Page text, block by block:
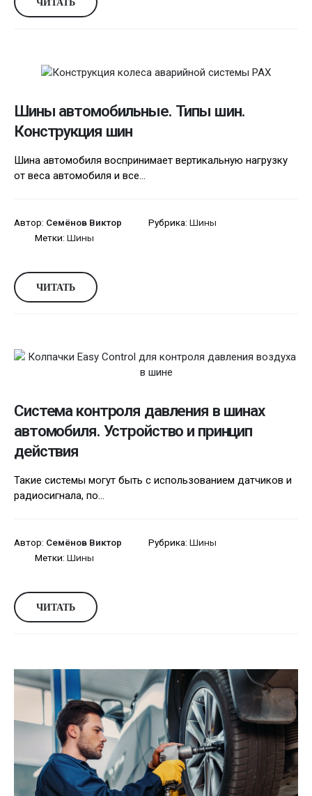
Шины автомобильные. Типы шин.
Конструкция шин
Шина автомобиля воспринимает вертикальную нагрузку
от веса автомобиля и все...
Автор: Семёнов Виктор Рубрика: Шины
Метки: Шины
ЧИТАТЬ
Система контроля давления в шинах
автомобиля. Устройство и принцип
действия
Такие системы могут быть с использованием датчиков и
радиосигнала, по...
Автор: Семёнов Виктор Рубрика: Шины
Метки: Шины
ЧИТАТЬ